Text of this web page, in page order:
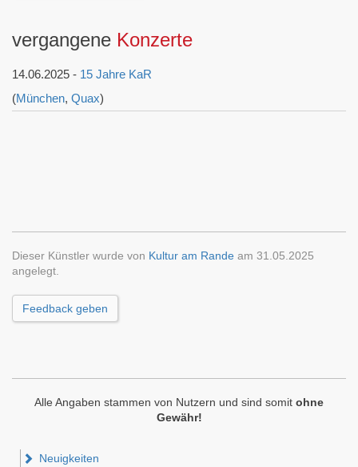
vergangene Konzerte
14.06.2025 - 15 Jahre KaR
(München, Quax)
Dieser Künstler wurde von Kultur am Rande am 31.05.2025
angelegt.
Feedback geben
Alle Angaben stammen von Nutzern und sind somit ohne
Gewähr!
Neuigkeiten